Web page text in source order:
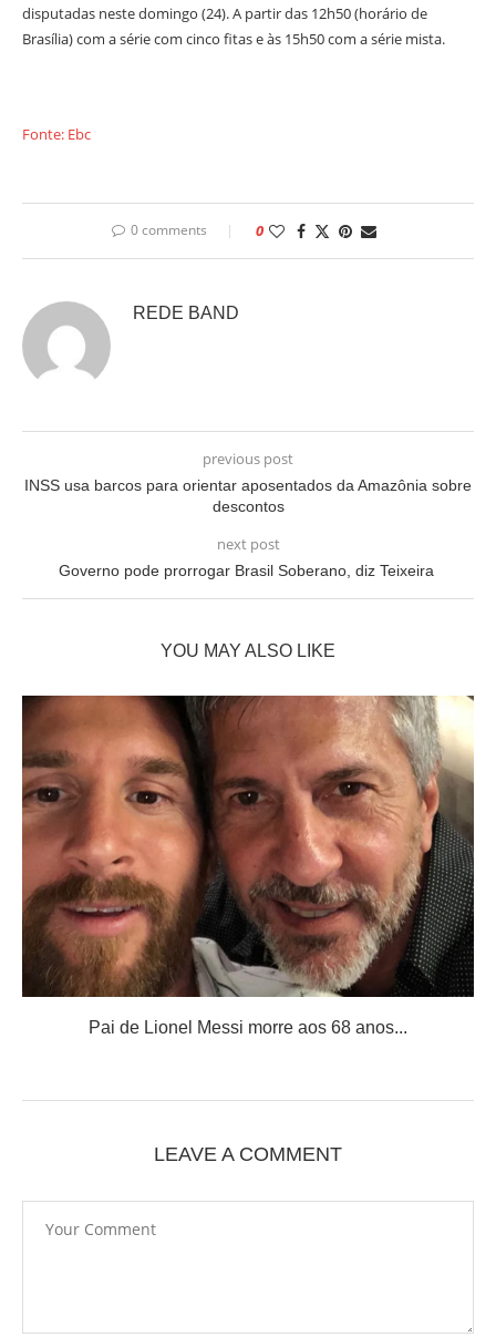
disputadas neste domingo (24). A partir das 12h50 (horário de
Brasília) com a série com cinco fitas e às 15h50 com a série mista.
Fonte: Ebc
0 comments 0
REDE BAND
previous post
INSS usa barcos para orientar aposentados da Amazônia sobre
descontos
next post
Governo pode prorrogar Brasil Soberano, diz Teixeira
YOU MAY ALSO LIKE
Pai de Lionel Messi morre aos 68 anos...
LEAVE A COMMENT